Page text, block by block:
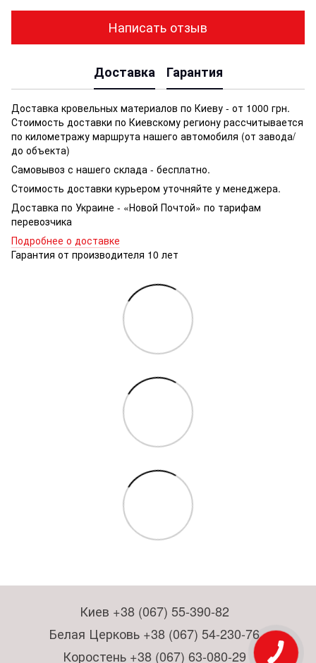
Написать отзыв
Доставка Гарантия
Доставка кровельных материалов по Киеву - от 1000 грн.
Стоимость доставки по Киевскому региону рассчитывается
по километражу маршрута нашего автомобиля (от завода/
до объекта)
Самовывоз с нашего склада - бесплатно.
Стоимость доставки курьером уточняйте у менеджера.
Доставка по Украине - «Новой Почтой» по тарифам
перевозчика
Подробнее о доставке
Гарантия от производителя 10 лет
Киев +38 (067) 55-390-82
Белая Церковь +38 (067) 54-230-76
Коростень +38 (067) 63-080-29